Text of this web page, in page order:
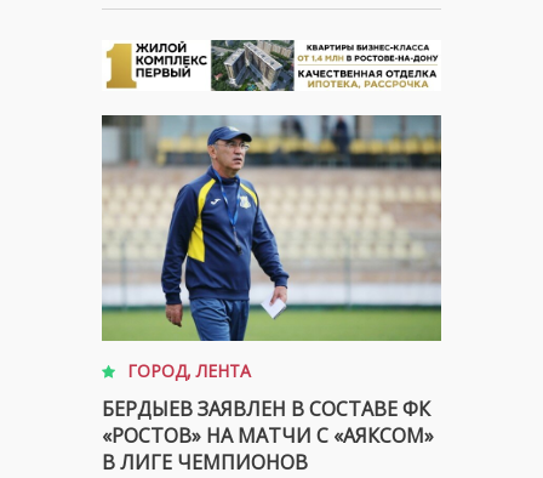
ГОРОД,ЛЕНТА
БЕРДЫЕВ ЗАЯВЛЕН В СОСТАВЕ ФК
«РОСТОВ» НА МАТЧИ С «АЯКСОМ»
В ЛИГЕ ЧЕМПИОНОВ